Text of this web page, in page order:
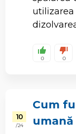
0 0
10
/ 24
Cum